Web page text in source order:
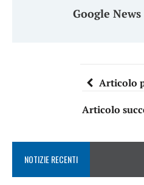
Google News
Articolo
Articolo
NOTIZIE RECENTI